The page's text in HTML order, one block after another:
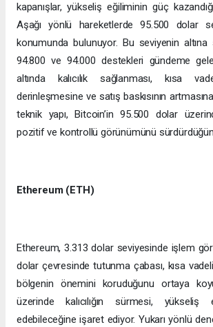
kapanışlar, yükseliş eğiliminin güç
Aşağı yönlü hareketlerde 95.500 dolar
konumunda bulunuyor. Bu seviyenin altına
94.800 ve 94.000 destekleri gündeme
altında kalıcılık sağlanması, kısa
derinleşmesine ve satış baskısının
teknik yapı, Bitcoin’in 95.500 dolar
pozitif ve kontrollü görünümünü
Ethereum (ETH)
Ethereum, 3.313 dolar seviyesinde işlem
dolar çevresinde tutunma çabası, kısa
bölgenin önemini koruduğunu ortaya
üzerinde kalıcılığın sürmesi, yükseliş
edebileceğine işaret ediyor. Yukarı yönlü